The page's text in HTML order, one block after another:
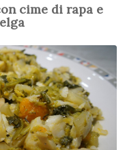
cime di rapa e